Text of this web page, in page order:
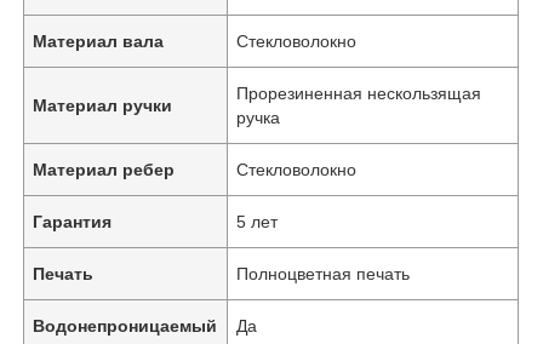
Материал вала Стекловолокно
Материал ручки
Прорезиненная нескользящая
ручка
Материал ребер Стекловолокно
Гарантия 5 лет
Печать Полноцветная печать
Водонепроницаемый Да